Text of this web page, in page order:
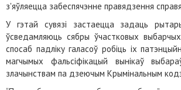
з'яўляецца забеспячэнне правядзення
У гэтай сувязі застаецца задаць
ўсведамляюць сябры ўчастковых выбарчых
спосаб падліку галасоў робіць іх
магчымых фальсіфікацый вынікаў
злачынствам па дзеючым Крымінальным